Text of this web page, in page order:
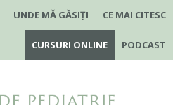
UNDE MĂ GĂSIȚI CE MAI CITESC
CURSURI ONLINE PODCAST